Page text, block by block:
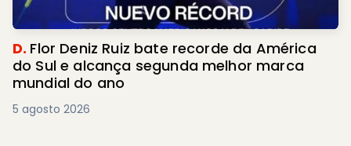
D. Flor Deniz Ruiz bate recorde da América
do Sul e alcança segunda melhor marca
mundial do ano
5 agosto 2026